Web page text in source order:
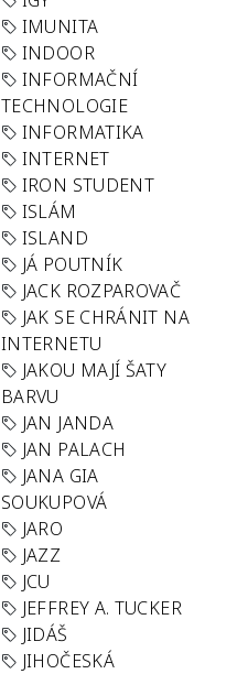
IMUNITA
INDOOR
INFORMAČNÍ
TECHNOLOGIE
INFORMATIKA
INTERNET
IRON STUDENT
ISLÁM
ISLAND
JÁ POUTNÍK
JACK ROZPAROVAČ
JAK SE CHRÁNIT NA
INTERNETU
JAKOU MAJÍ ŠATY
BARVU
JAN JANDA
JAN PALACH
JANA GIA
SOUKUPOVÁ
JARO
JAZZ
JCU
JEFFREY A. TUCKER
JIDÁŠ
JIHOČESKÁ